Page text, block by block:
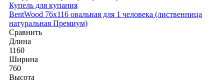
Купель для купания
BentWood 76х116 овальная для 1 человека (лиственница
натуральная Премиум)
Сравнить
Длина
1160
Ширина
760
Высота